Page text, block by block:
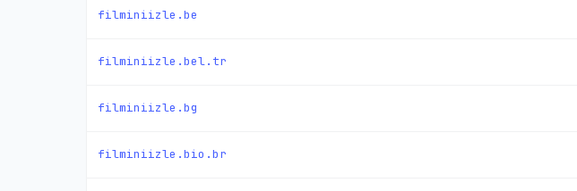
filminiizle.be
filminiizle.bel.tr
filminiizle.bg
filminiizle.bio.br